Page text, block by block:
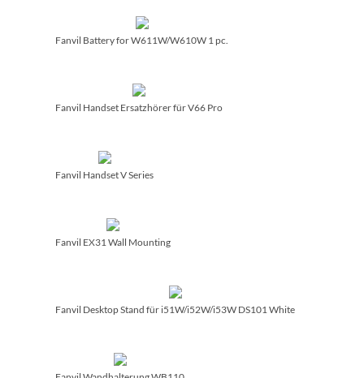
Fanvil Battery for W611W/­W610W 1 pc.
Fanvil Handset Ersatzhörer für V66 Pro
Fanvil Handset V Series
Fanvil EX31 Wall Mounting
Fanvil Desktop Stand für i51W/­i52W/­i53W DS101 White